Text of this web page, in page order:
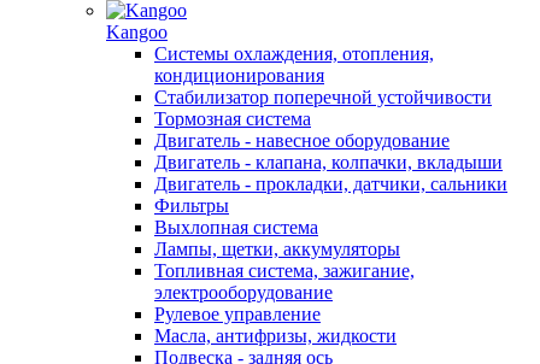
Kangoo
Системы охлаждения, отопления,
кондиционирования
Стабилизатор поперечной устойчивости
Тормозная система
Двигатель - навесное оборудование
Двигатель - клапана, колпачки, вкладыши
Двигатель - прокладки, датчики, сальники
Фильтры
Выхлопная система
Лампы, щетки, аккумуляторы
Топливная система, зажигание,
электрооборудование
Рулевое управление
Масла, антифризы, жидкости
Подвеска - задняя ось